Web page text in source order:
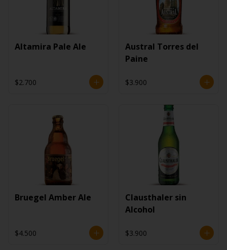
Altamira Pale Ale
$2.700
Austral Torres del
Paine
$3.900
Bruegel Amber Ale
$4.500
Clausthaler sin
Alcohol
$3.900